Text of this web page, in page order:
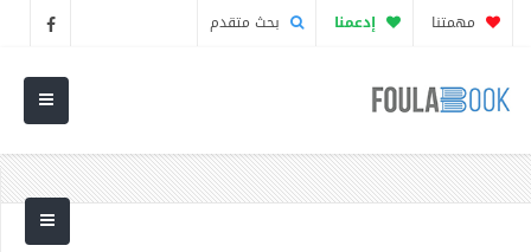
مهمتنا إدعمنا بحث متقدم